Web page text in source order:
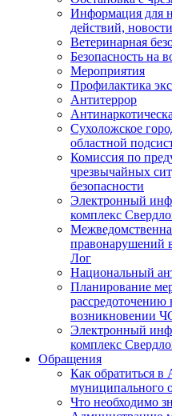
Информация для
действий,
Ветеринарная
Безопасность на
Мероприятия
Профилактика
Антитеррор
Сухоложское
областной
Комиссия по
чрезвычайных
безопасности
Электронный
комплекс
правонарушений
Лог
Национальный
Планирование
рассредоточению
возникновении
Электронный
комплекс
Обращения
Как обратиться
муниципального
Что необходимо